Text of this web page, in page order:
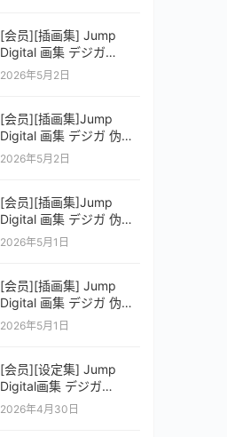
[会员][插画集] Jump
Digital 画集 デジガ
D.Gray-man
2026年5月2日
[会员][插画集]Jump
Digital 画集 デジガ 伪恋
ニセコイ 3
2026年5月2日
[会员][插画集]Jump
Digital 画集 デジガ 伪恋
ニセコイ 2
2026年5月1日
[会员][插画集] Jump
Digital 画集 デジガ 伪恋
ニセコイ 1
2026年5月1日
[会员][设定集] Jump
Digital画集 デジガ
CLAYMORE 2
2026年4月30日